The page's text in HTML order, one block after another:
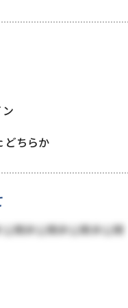
どちらか
開非公開非公開非公開